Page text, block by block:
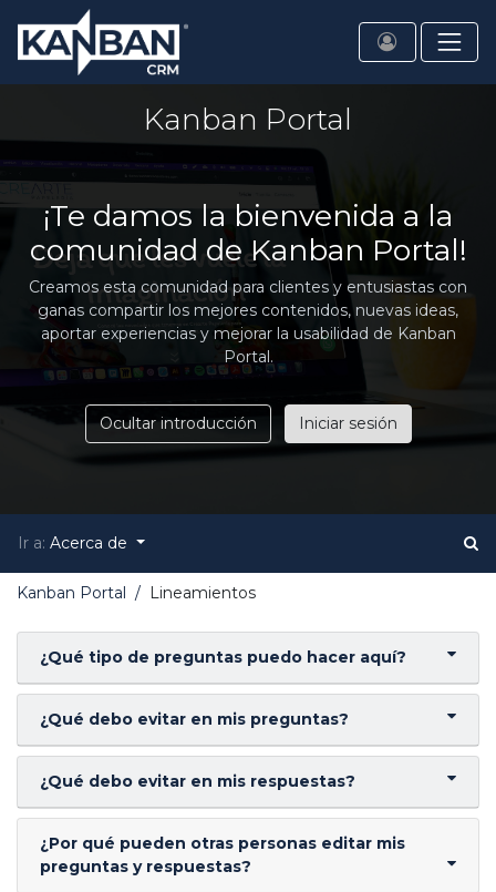
Kanban Portal
¡Te damos la bienvenida a la
comunidad de Kanban Portal!
Creamos esta comunidad para clientes y entusiastas con
ganas compartir los mejores contenidos, nuevas ideas,
aportar experiencias y mejorar la usabilidad de Kanban
Portal.
Ocultar introducción Iniciar sesión
Ir a: Acerca de
Kanban Portal Lineamientos
¿Qué tipo de preguntas puedo hacer aquí?
¿Qué debo evitar en mis preguntas?
¿Qué debo evitar en mis respuestas?
¿Por qué pueden otras personas editar mis
preguntas y respuestas?